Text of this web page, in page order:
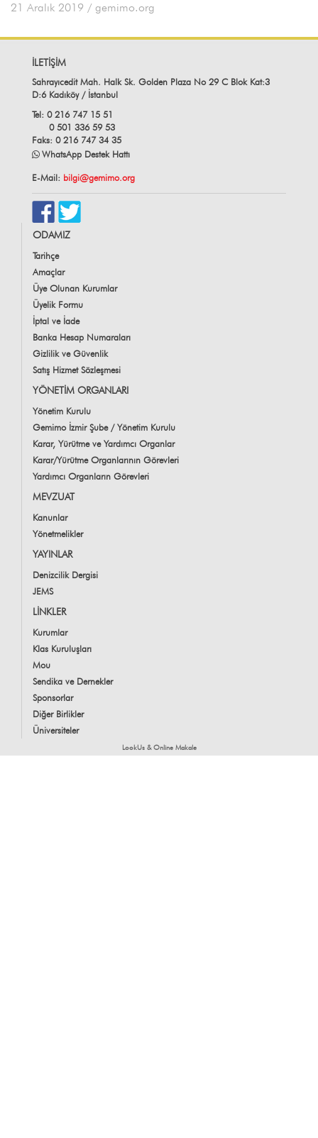
21 Aralık 2019 / gemimo.org
İLETİŞİM
Sahrayıcedit Mah. Halk Sk. Golden Plaza No 29 C Blok Kat:3
D:6 Kadıköy / İstanbul
Tel: 0 216 747 15 51
0 501 336 59 53
Faks: 0 216 747 34 35
WhatsApp Destek Hattı
E-Mail: bilgi@gemimo.org
ODAMIZ
Tarihçe
Amaçlar
Üye Olunan Kurumlar
Üyelik Formu
İptal ve İade
Banka Hesap Numaraları
Gizlilik ve Güvenlik
Satış Hizmet Sözleşmesi
YÖNETİM ORGANLARI
Yönetim Kurulu
Gemimo İzmir Şube / Yönetim Kurulu
Karar, Yürütme ve Yardımcı Organlar
Karar/Yürütme Organlarının Görevleri
Yardımcı Organların Görevleri
MEVZUAT
Kanunlar
Yönetmelikler
YAYINLAR
Denizcilik Dergisi
JEMS
LİNKLER
Kurumlar
Klas Kuruluşları
Mou
Sendika ve Dernekler
Sponsorlar
Diğer Birlikler
Üniversiteler
LookUs&Online Makale